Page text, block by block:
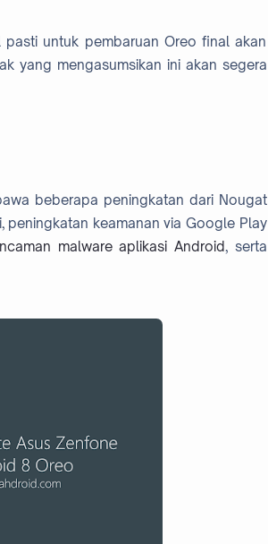
untuk pembaruan Oreo final akan
yang mengasumsikan ini akan segera
beberapa peningkatan dari Nougat
peningkatan keamanan via Google Play
malware aplikasi Android, serta